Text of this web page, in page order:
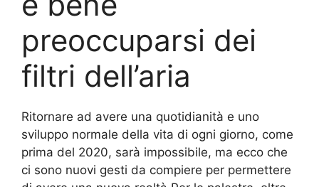
preoccuparsi dei
filtri dell’aria
Ritornare ad avere una quotidianità e uno
sviluppo normale della vita di ogni giorno, come
prima del 2020, sarà impossibile, ma ecco che
ci sono nuovi gesti da compiere per permettere